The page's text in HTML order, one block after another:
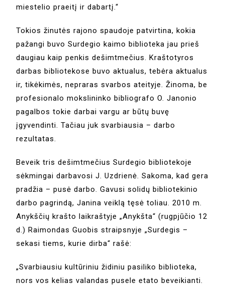
miestelio praeitį ir dabartį.“
Tokios žinutės rajono spaudoje patvirtina, kokia
pažangi buvo Surdegio kaimo biblioteka jau prieš
daugiau kaip penkis dešimtmečius. Kraštotyros
darbas bibliotekose buvo aktualus, tebėra aktualus
ir, tikėkimės, nepraras svarbos ateityje. Žinoma, be
profesionalo mokslininko bibliografo O. Janonio
pagalbos tokie darbai vargu ar būtų buvę
įgyvendinti. Tačiau juk svarbiausia – darbo
rezultatas.
Beveik tris dešimtmečius Surdegio bibliotekoje
sėkmingai darbavosi J. Uzdrienė. Sakoma, kad gera
pradžia – pusė darbo. Gavusi solidų bibliotekinio
darbo pagrindą, Janina veiklą tęsė toliau. 2010 m.
Anykščių krašto laikraštyje „Anykšta“ (rugpjūčio 12
d.) Raimondas Guobis straipsnyje „Surdegis –
sekasi tiems, kurie dirba“ rašė:
„Svarbiausiu kultūriniu židiniu pasiliko biblioteka,
nors vos kelias valandas pusele etato beveikianti.